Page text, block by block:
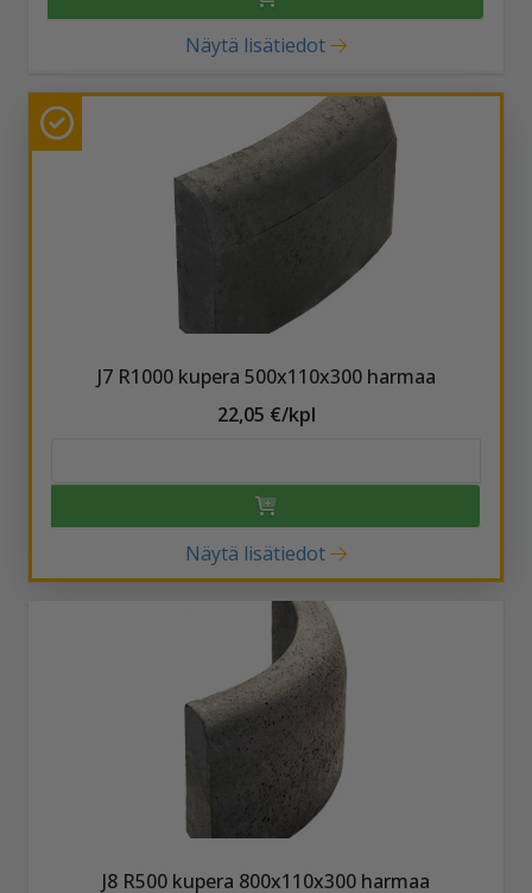
Näytä lisätiedot
J7 R1000 kupera 500x110x300 harmaa
22,05 €/kpl
Näytä lisätiedot
J8 R500 kupera 800x110x300 harmaa